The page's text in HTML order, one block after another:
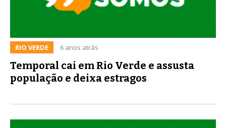
RIO VERDE 6 anos atrás
Temporal cai em Rio Verde e assusta
população e deixa estragos